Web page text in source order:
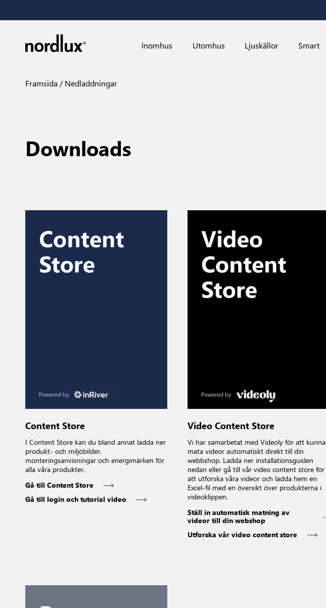
Inomhus Utomhus Ljuskällor Smart
Framsida Nedladdningar
Downloads
Content Store
I Content Store kan du bland annat ladda ner
produkt- och miljöbilder,
monteringsanvisningar och energimärken för
alla våra produkter.
Gå till Content Store
Gå till login och tutorial video
Video Content Store
Vi har samarbetat med Videoly för att kunna
mata videor automatiskt direkt till din
webbshop. Ladda ner installationsguiden
nedan eller gå till vår video content store för
att utforska våra videor och ladda hem en
Excel-fil med en översikt över produkterna i
videoklippen.
Ställ in automatisk matning av
videor till din webshop
Utforska vår video content store